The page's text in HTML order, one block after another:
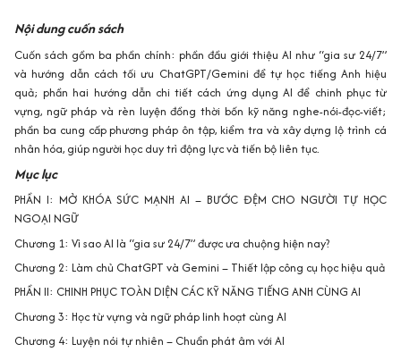
Nội dung cuốn sách
Cuốn sách gồm ba phần chính: phần đầu giới thiệu AI như “gia sư 24/7”
và hướng dẫn cách tối ưu ChatGPT/Gemini để tự học tiếng Anh hiệu
quả; phần hai hướng dẫn chi tiết cách ứng dụng AI để chinh phục từ
vựng, ngữ pháp và rèn luyện đồng thời bốn kỹ năng nghe-nói-đọc-viết;
phần ba cung cấp phương pháp ôn tập, kiểm tra và xây dựng lộ trình cá
nhân hóa, giúp người học duy trì động lực và tiến bộ liên tục.
Mục lục
PHẦN I: MỞ KHÓA SỨC MẠNH AI – BƯỚC ĐỆM CHO NGƯỜI TỰ HỌC
NGOẠI NGỮ
Chương 1: Vì sao AI là “gia sư 24/7” được ưa chuộng hiện nay?
Chương 2: Làm chủ ChatGPT và Gemini – Thiết lập công cụ học hiệu quả
PHẦN II: CHINH PHỤC TOÀN DIỆN CÁC KỸ NĂNG TIẾNG ANH CÙNG AI
Chương 3: Học từ vựng và ngữ pháp linh hoạt cùng AI
Chương 4: Luyện nói tự nhiên – Chuẩn phát âm với AI